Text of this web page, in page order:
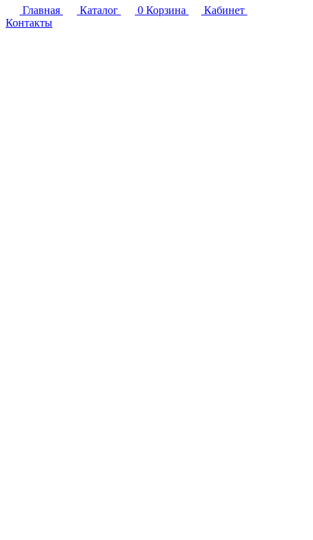
Главная
Каталог 0 Корзина
Кабинет
Контакты